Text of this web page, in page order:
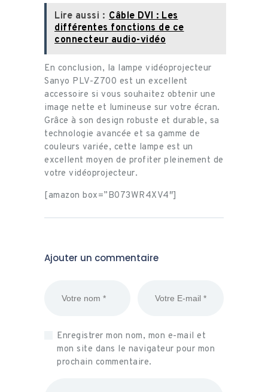
Lire aussi : Câble DVI : Les
différentes fonctions de ce
connecteur audio-vidéo
En conclusion, la lampe vidéoprojecteur
Sanyo PLV-Z700 est un excellent
accessoire si vous souhaitez obtenir une
image nette et lumineuse sur votre écran.
Grâce à son design robuste et durable, sa
technologie avancée et sa gamme de
couleurs variée, cette lampe est un
excellent moyen de profiter pleinement de
votre vidéoprojecteur.
[amazon box=”B073WR4XV4″]
Ajouter un commentaire
Enregistrer mon nom, mon e-mail et
mon site dans le navigateur pour mon
prochain commentaire.